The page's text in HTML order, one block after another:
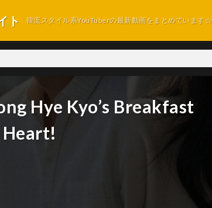
ト 韓流スタイル系YouTuberの最新動画をまとめています☆
Hye Kyo’s Breakfast
Heart!